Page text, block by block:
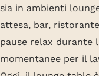
sia in ambienti
attesa, bar,
pause relax durante
momentanee per il